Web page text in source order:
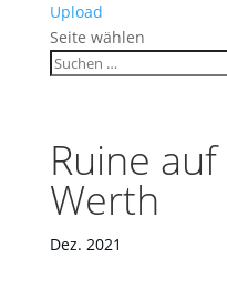
Upload
Seite wählen
Ruine
Werth
Dez. 2021